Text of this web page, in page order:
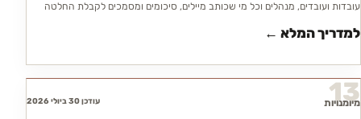
עובדות ועובדים, מנהלים וכל מי שכותב מיילים, סיכומים ומסמכים לקבלת החלטה
למדריך המלא ←
מיומנויות עודכן 30 ביולי 2026 13